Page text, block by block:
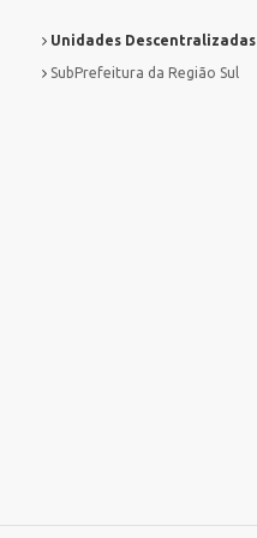
Unidades Descentralizadas
SubPrefeitura da Região Sul